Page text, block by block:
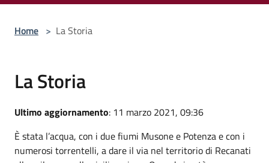
Home > La Storia
La Storia
Ultimo aggiornamento: 11 marzo 2021, 09:36
È stata l’acqua, con i due fiumi Musone e Potenza e con i
numerosi torrentelli, a dare il via nel territorio di Recanati